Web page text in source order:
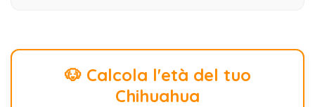
🐶 Calcola l'età del tuo
Chihuahua